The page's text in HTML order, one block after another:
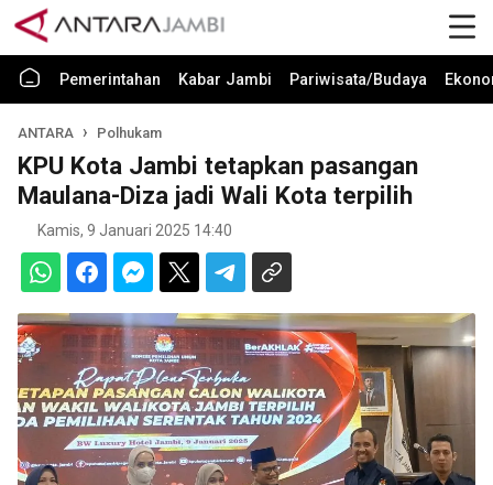
Pemerintahan Kabar Jambi Pariwisata/Budaya
ANTARA Polhukam
KPU Kota Jambi tetapkan pasangan
Maulana-Diza jadi Wali Kota terpilih
Kamis, 9 Januari 2025 14:40